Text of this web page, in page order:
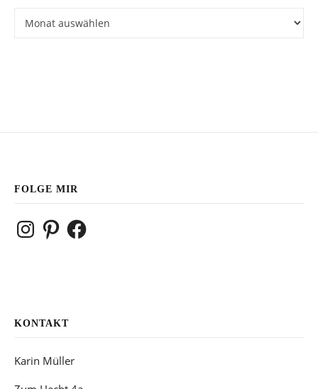
FOLGE MIR
InstagramPinterestFacebook
KONTAKT
Karin Müller